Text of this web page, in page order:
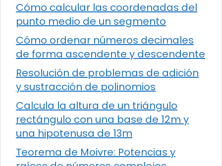
Cómo calcular las coordenadas del
punto medio de un segmento
Cómo ordenar números decimales
de forma ascendente y descendente
Resolución de problemas de adición
y sustracción de polinomios
Calcula la altura de un triángulo
rectángulo con una base de 12m y
una hipotenusa de 13m
Teorema de Moivre: Potencias y